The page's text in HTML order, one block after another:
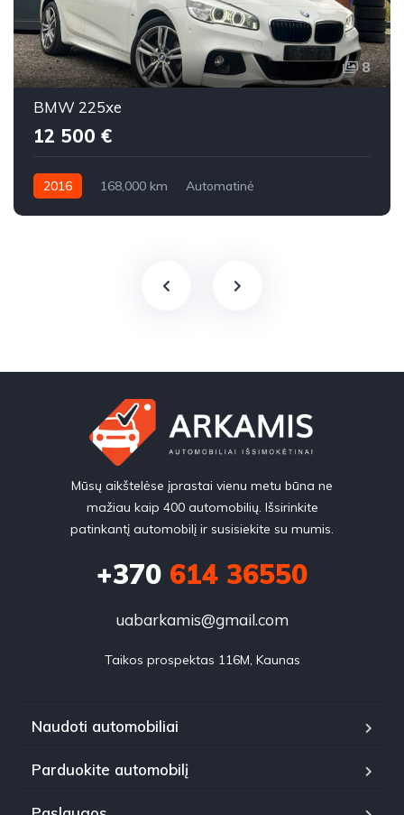
8
BMW 225xe
12 500 €
2016 168,000 km
Automatinė
Mūsų aikštelėse įprastai vienu metu būna ne
mažiau kaip 400 automobilių. Išsirinkite
patinkantį automobilį ir susisiekite su mumis.
+370 614 36550
uabarkamis@gmail.com
Taikos prospektas 116M, Kaunas
Naudoti automobiliai
Parduokite automobilį